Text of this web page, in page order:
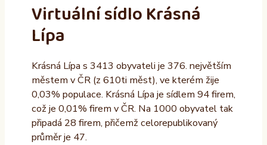
Ne
ALTAXO SE
COMEFLEX CONSULTING s.r.o.
Firmus a.s.
Další
Virtuální sídlo Krásná
Lípa
Krásná Lípa s 3413 obyvateli je 376. největším
městem v ČR (z 610ti měst), ve kterém žije
0,03% populace. Krásná Lípa je sídlem 94 firem,
což je 0,01% firem v ČR. Na 1000 obyvatel tak
připadá 28 firem, přičemž celorepublikovaný
průměr je 47.